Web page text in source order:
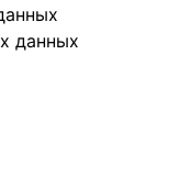
данных